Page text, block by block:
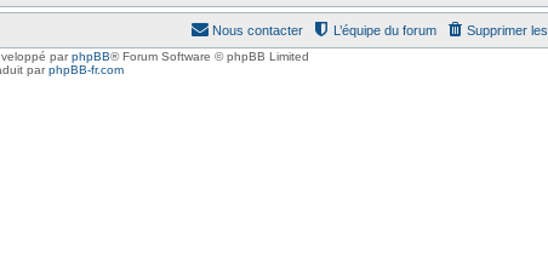
Supprimer
L’équipe du forum
Nous contacter
parphpBB® Forum Software © phpBB Limited
parphpBB-fr.com